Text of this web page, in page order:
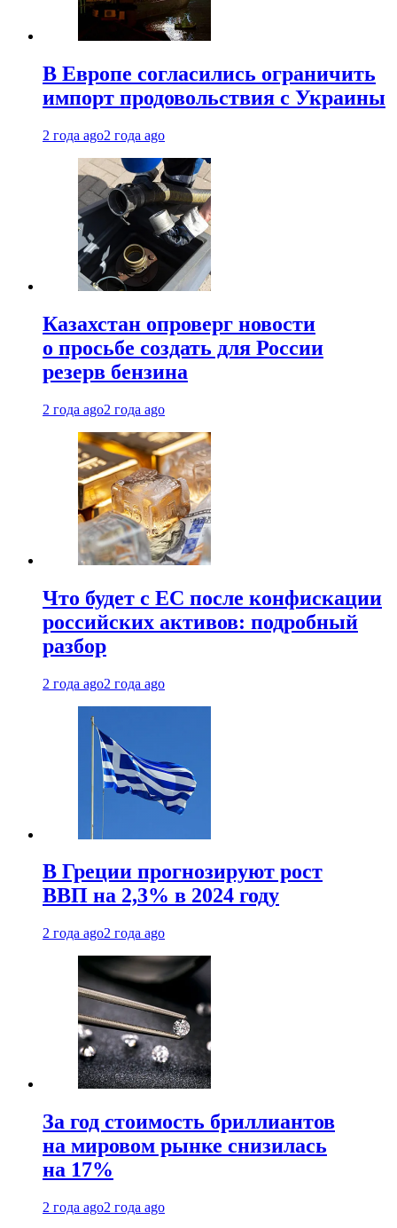
В Европе согласились ограничить
импорт продовольствия с Украины
2 года ago2 года ago
Казахстан опроверг новости
о просьбе создать для России
резерв бензина
2 года ago2 года ago
Что будет с ЕС после конфискации
российских активов: подробный
разбор
2 года ago2 года ago
В Греции прогнозируют рост
ВВП на 2,3% в 2024 году
2 года ago2 года ago
За год стоимость бриллиантов
на мировом рынке снизилась
на 17%
2 года ago2 года ago